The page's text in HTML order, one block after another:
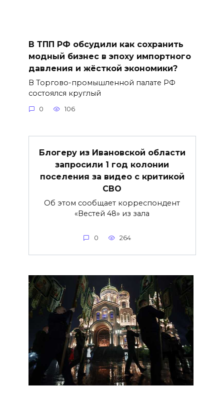
В ТПП РФ обсудили как сохранить
модный бизнес в эпоху импортного
давления и жёсткой экономики?
В Торгово-промышленной палате РФ
состоялся круглый
0 106
Блогеру из Ивановской области
запросили 1 год колонии
поселения за видео с критикой
СВО
Об этом сообщает корреспондент
«Вестей 48» из зала
0 264